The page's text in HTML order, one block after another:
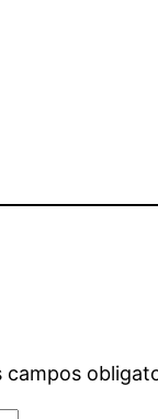
campos